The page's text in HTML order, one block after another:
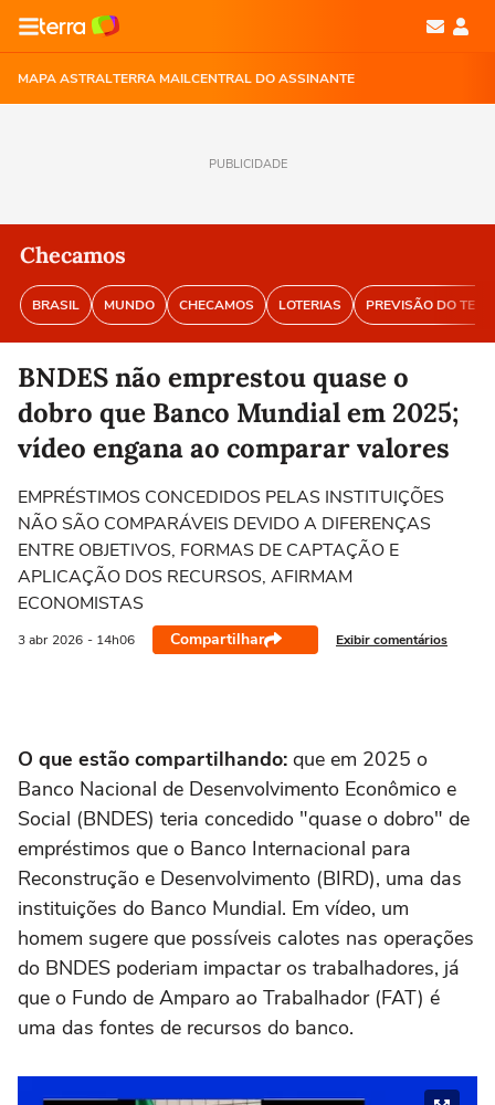
MAPA ASTRALTERRA MAILCENTRAL DO ASSINANTE
PUBLICIDADE
Checamos
BRASIL MUNDO CHECAMOS LOTERIAS PREVISÃO DO
BNDES não emprestou quase o
dobro que Banco Mundial em 2025;
vídeo engana ao comparar valores
EMPRÉSTIMOS CONCEDIDOS PELAS INSTITUIÇÕES
NÃO SÃO COMPARÁVEIS DEVIDO A DIFERENÇAS
ENTRE OBJETIVOS, FORMAS DE CAPTAÇÃO E
APLICAÇÃO DOS RECURSOS, AFIRMAM
ECONOMISTAS
3 abr 2026 - 14h06 Compartilhar Exibir comentários
O que estão compartilhando: que em 2025 o
Banco Nacional de Desenvolvimento Econômico e
Social (BNDES) teria concedido "quase o dobro" de
empréstimos que o Banco Internacional para
Reconstrução e Desenvolvimento (BIRD), uma das
instituições do Banco Mundial. Em vídeo, um
homem sugere que possíveis calotes nas operações
do BNDES poderiam impactar os trabalhadores, já
que o Fundo de Amparo ao Trabalhador (FAT) é
uma das fontes de recursos do banco.